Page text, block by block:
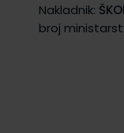
Nakladnik:
broj